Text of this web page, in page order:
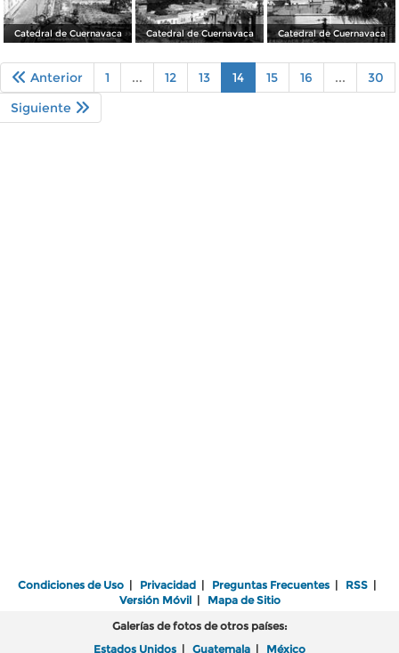
Catedral de Cuernavaca Catedral de Cuernavaca Catedral de Cuernavaca
Anterior 1 ... 12 13 14 15 16 ...
30
Siguiente
Condiciones de Uso | Privacidad | Preguntas Frecuentes | RSS |
Versión Móvil| Mapa de Sitio
Galerías de fotos de otros países:
Estados Unidos | Guatemala | México